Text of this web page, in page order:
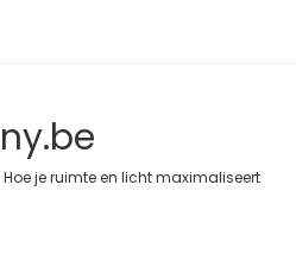
je ruimte en licht maximaliseert